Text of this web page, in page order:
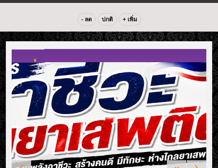
- ลด ปกติ + เพิ่ม